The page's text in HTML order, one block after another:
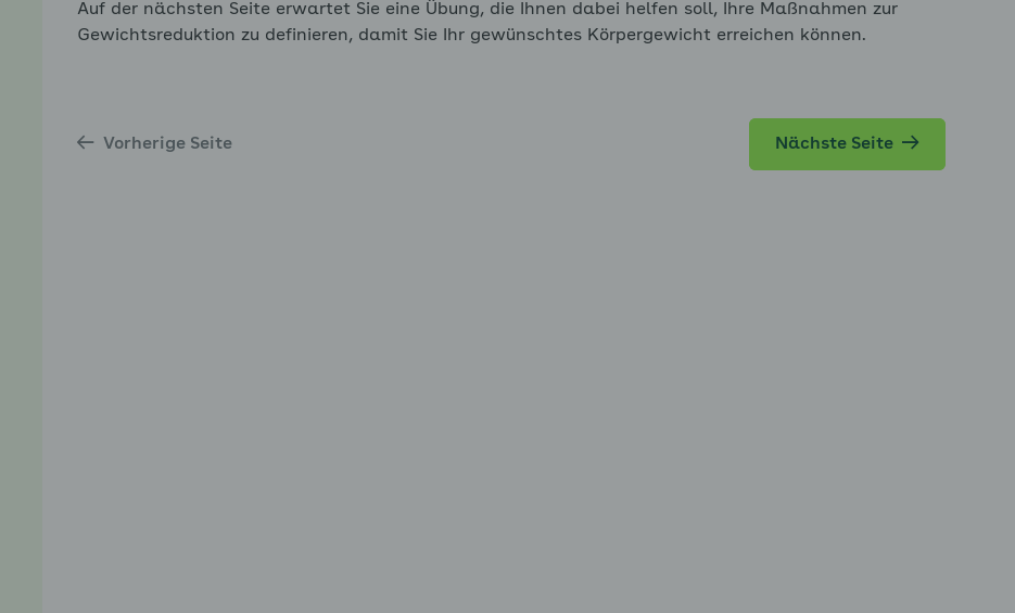
Auf der nächsten Seite erwartet Sie eine Übung, die Ihnen dabei helfen soll, Ihre Maßnahmen zur
Gewichtsreduktion zu definieren, damit Sie Ihr gewünschtes Körpergewicht erreichen können.
Vorherige Seite Nächste Seite